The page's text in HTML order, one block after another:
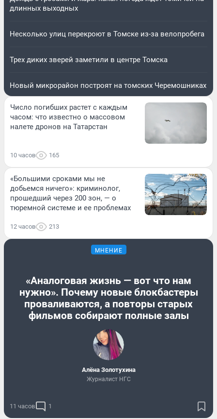
длинных выходных
Несколько улиц перекроют в Томске из-за велопробега
Трех диких зверей заметили в центре Томска
Новый микрорайон построят на томских Черемошниках
Число погибших растет с каждым
часом: что известно о массовом
налете дронов на Татарстан
10 часов 165
«Большими сроками мы не
добьемся ничего»: криминолог,
прошедший через 200 зон, — о
тюремной системе и ее проблемах
12 часов 213
МНЕНИЕ
«Аналоговая жизнь — вот что нам
нужно». Почему новые блокбастеры
проваливаются, а повторы старых
фильмов собирают полные залы
Алёна Золотухина
Журналист НГС
11 часов 1